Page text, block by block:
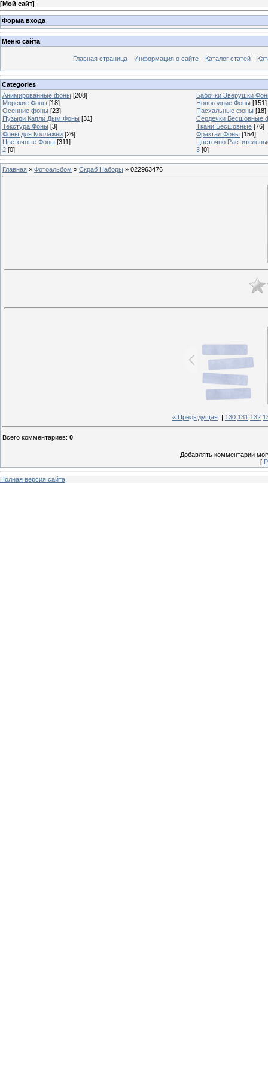
[Мой сайт]
Форма входа
Меню сайта
Главная страница Информация о сайте Каталог статей
Categories
Анимированные фоны [208]
Бабочки Зверушки
Морские Фоны [18] Новогодние Фоны [151]
Осенние фоны [23] Пасхальные фоны [18]
Пузыри Капли Дым Фоны [31]
Сердечки Бесшовные
Текстура Фоны [3] Ткани Бесшовные [76]
Фоны для Коллажей [26] Фрактал Фоны [154]
Цветочные Фоны [311]
Цветочно
2 [0] 3 [0]
Главная » Фотоальбом » Скраб Наборы » 022963476
« Предыдущая 130 131 132
Всего комментариев: 0
Добавлять комментарии
[
Полная версия сайта